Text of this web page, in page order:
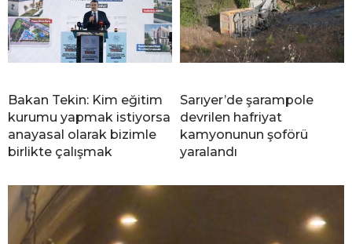
Bakan Tekin: Kim eğitim
kurumu yapmak istiyorsa
anayasal olarak bizimle
birlikte çalışmak
Sarıyer’de şarampole
devrilen hafriyat
kamyonunun şoförü
yaralandı